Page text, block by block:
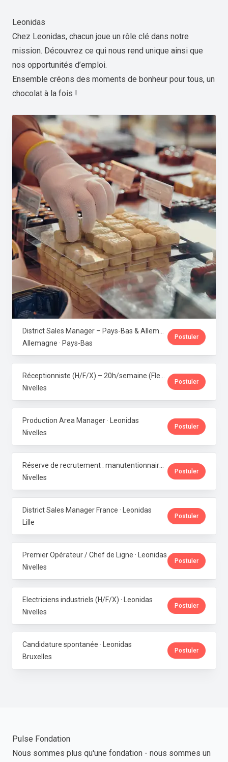
Leonidas
Chez Leonidas, chacun joue un rôle clé dans notre
mission. Découvrez ce qui nous rend unique ainsi que
nos opportunités d’emploi.
Ensemble créons des moments de bonheur pour tous, un
chocolat à la fois !
Allemagne · Pays-Bas
Postuler
Nivelles
Postuler
Production Area Manager · Leonidas
Nivelles
Postuler
Nivelles
Postuler
District Sales Manager France · Leonidas
Lille
Postuler
Premier Opérateur / Chef de Ligne · Leonidas
Nivelles
Postuler
Electriciens industriels (H/F/X) · Leonidas
Nivelles
Postuler
Candidature spontanée · Leonidas
Bruxelles
Postuler
Pulse Fondation
Nous sommes plus qu'une fondation - nous sommes un